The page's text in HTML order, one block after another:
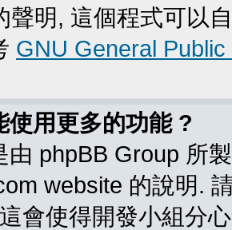
聲明, 這個程式可以
GNU General
使用更多的功能 ?
由 phpBB Group 所
website 的說明.
會使得開發小組分